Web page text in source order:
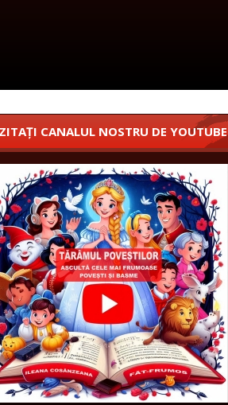
CANALUL NOSTRU DE YOUTUBE